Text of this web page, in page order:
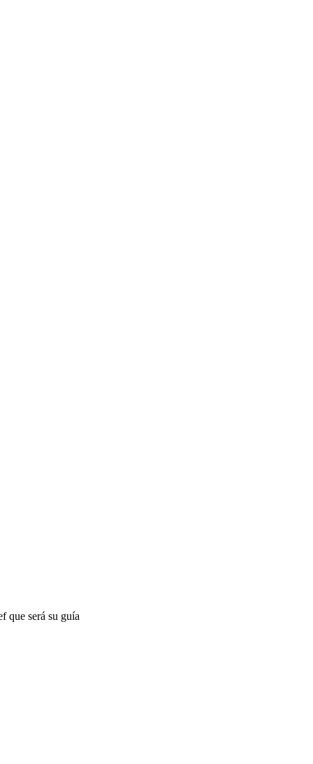
que será su guía